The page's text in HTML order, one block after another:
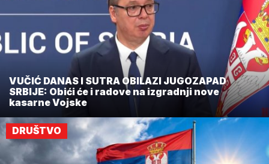
VUČIĆ DANAS I SUTRA OBILAZI JUGOZAPAD
SRBIJE: Obići će i radove na izgradnji nove
kasarne Vojske
DRUŠTVO